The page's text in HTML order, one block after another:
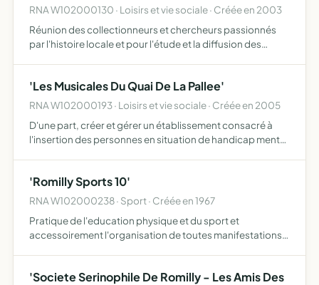
RNA W102000130 · Loisirs et vie sociale · Créée en 2003
Réunion des collectionneurs et chercheurs passionnés
par l'histoire locale et pour l'étude et la diffusion des
'Les Musicales Du Quai De La Pallee'
RNA W102000193 · Loisirs et vie sociale · Créée en 2005
D'une part, créer et gérer un établissement consacré à
l'insertion des personnes en situation de handicap mental
'Romilly Sports 10'
RNA W102000238 · Sport · Créée en 1967
Pratique de l'education physique et du sport et
accessoirement l'organisation de toutes manifestations
'Societe Serinophile De Romilly - Les Amis Des